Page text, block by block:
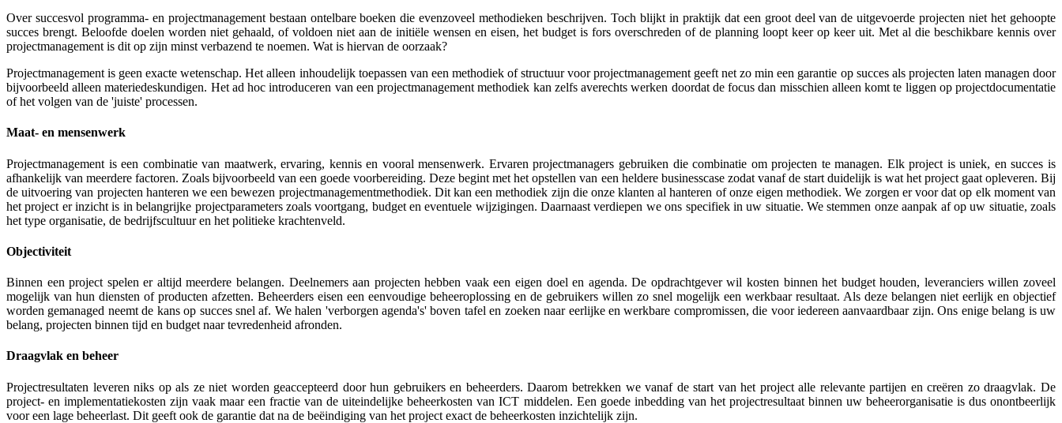
Over succesvol programma- en projectmanagement bestaan ontelbare boeken die evenzoveel methodieken beschrijven. Toch blijkt in praktijk dat een groot deel van de uitgevoerde projecten niet het gehoopte
succes brengt. Beloofde doelen worden niet gehaald, of voldoen niet aan de initiële wensen en eisen, het budget is fors overschreden of de planning loopt keer op keer uit. Met al die beschikbare kennis over
projectmanagement is dit op zijn minst verbazend te noemen. Wat is hiervan de oorzaak?
Projectmanagement is geen exacte wetenschap. Het alleen inhoudelijk toepassen van een methodiek of structuur voor projectmanagement geeft net zo min een garantie op succes als projecten laten managen door
bijvoorbeeld alleen materiedeskundigen. Het ad hoc introduceren van een projectmanagement methodiek kan zelfs averechts werken doordat de focus dan misschien alleen komt te liggen op projectdocumentatie
of het volgen van de 'juiste' processen.
Maat- en mensenwerk
Projectmanagement is een combinatie van maatwerk, ervaring, kennis en vooral mensenwerk. Ervaren projectmanagers gebruiken die combinatie om projecten te managen. Elk project is uniek, en succes is
afhankelijk van meerdere factoren. Zoals bijvoorbeeld van een goede voorbereiding. Deze begint met het opstellen van een heldere businesscase zodat vanaf de start duidelijk is wat het project gaat opleveren. Bij
de uitvoering van projecten hanteren we een bewezen projectmanagementmethodiek. Dit kan een methodiek zijn die onze klanten al hanteren of onze eigen methodiek. We zorgen er voor dat op elk moment van
het project er inzicht is in belangrijke projectparameters zoals voortgang, budget en eventuele wijzigingen. Daarnaast verdiepen we ons specifiek in uw situatie. We stemmen onze aanpak af op uw situatie, zoals
het type organisatie, de bedrijfscultuur en het politieke krachtenveld.
Objectiviteit
Binnen een project spelen er altijd meerdere belangen. Deelnemers aan projecten hebben vaak een eigen doel en agenda. De opdrachtgever wil kosten binnen het budget houden, leveranciers willen zoveel
mogelijk van hun diensten of producten afzetten. Beheerders eisen een eenvoudige beheeroplossing en de gebruikers willen zo snel mogelijk een werkbaar resultaat. Als deze belangen niet eerlijk en objectief
worden gemanaged neemt de kans op succes snel af. We halen 'verborgen agenda's' boven tafel en zoeken naar eerlijke en werkbare compromissen, die voor iedereen aanvaardbaar zijn. Ons enige belang is uw
belang, projecten binnen tijd en budget naar tevredenheid afronden.
Draagvlak en beheer
Projectresultaten leveren niks op als ze niet worden geaccepteerd door hun gebruikers en beheerders. Daarom betrekken we vanaf de start van het project alle relevante partijen en creëren zo draagvlak. De
project- en implementatiekosten zijn vaak maar een fractie van de uiteindelijke beheerkosten van ICT middelen. Een goede inbedding van het projectresultaat binnen uw beheerorganisatie is dus onontbeerlijk
voor een lage beheerlast. Dit geeft ook de garantie dat na de beëindiging van het project exact de beheerkosten inzichtelijk zijn.